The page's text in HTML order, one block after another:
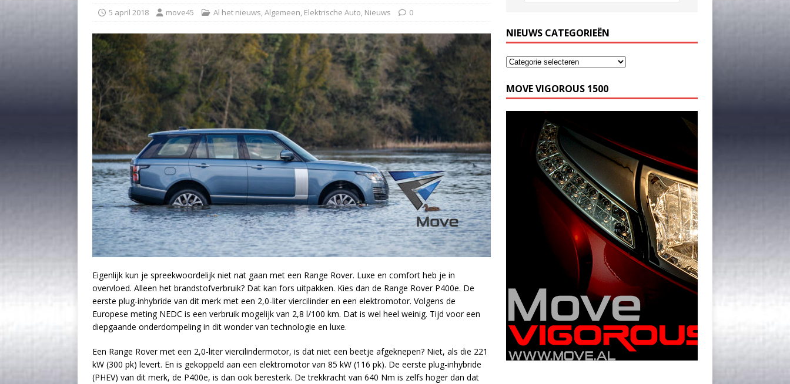
5 april 2018 move45 Al het nieuws,Algemeen, Elektrische Auto, Nieuws 0
Eigenlijk kun je spreekwoordelijk niet nat gaan met een Range Rover. Luxe en comfort heb je in
overvloed. Alleen het brandstofverbruik? Dat kan fors uitpakken. Kies dan de Range Rover P400e. De
eerste plug-inhybride van dit merk met een 2,0-liter viercilinder en een elektromotor. Volgens de
Europese meting NEDC is een verbruik mogelijk van 2,8 l/100 km. Dat is wel heel weinig. Tijd voor een
diepgaande onderdompeling in dit wonder van technologie en luxe.
Een Range Rover met een 2,0-liter viercilindermotor, is dat niet een beetje afgeknepen? Niet, als die 221
kW (300 pk) levert. En is gekoppeld aan een elektromotor van 85 kW (116 pk). De eerste plug-inhybride
(PHEV) van dit merk, de P400e, is dan ook beresterk. De trekkracht van 640 Nm is zelfs hoger dan dat
NIEUWS CATEGORIEËN
MOVE VIGOROUS 1500